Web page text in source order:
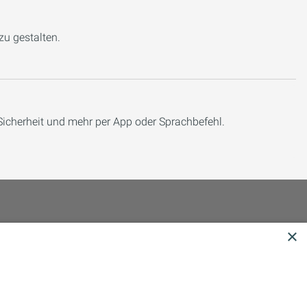
gestalten.
und mehr per App oder Sprachbefehl.
×